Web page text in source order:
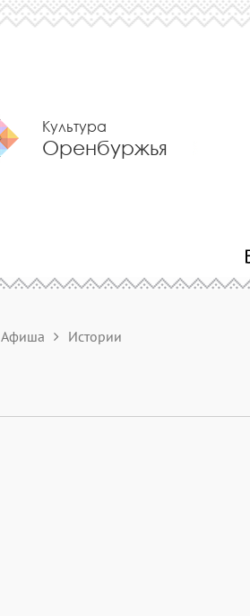
Культура
Оренбуржья
Афиша Истории